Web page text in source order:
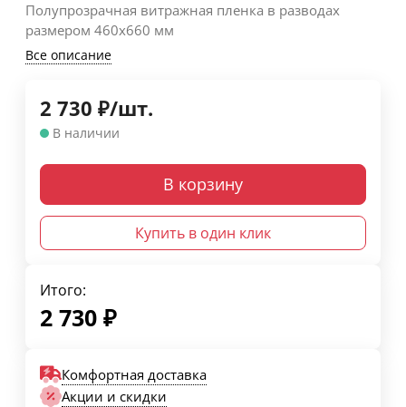
Полупрозрачная витражная пленка в разводах
размером 460х660 мм
Все описание
2 730 ₽/шт.
В наличии
В корзину
Купить в один клик
Итого:
2 730 ₽
Комфортная доставка
Акции и скидки